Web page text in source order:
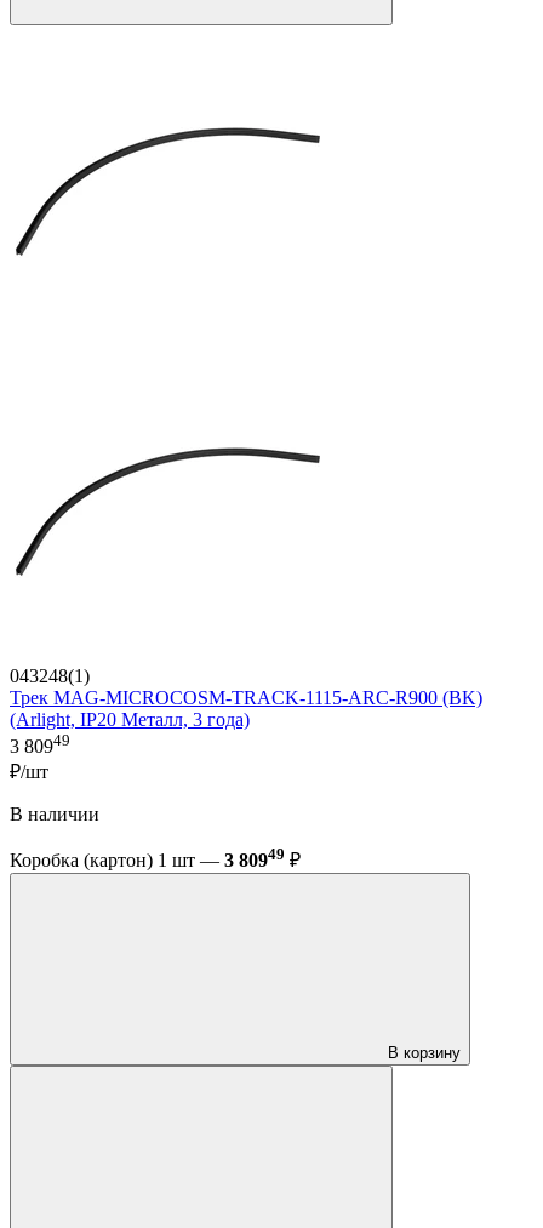
043248(1)
Трек MAG-MICROCOSM-TRACK-1115-ARC-R900 (BK)
(Arlight, IP20 Металл, 3 года)
3 80949
₽/шт
В наличии
Коробка (картон) 1 шт — 3 80949 ₽
В корзину